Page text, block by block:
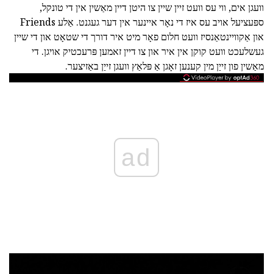
וועגן אים, ווי עס וועט זיין שיין צו היטן דיין מאַשין אין די טונקל,
ספּעציעל אויב עס איז די נאָר איינער אין דער געגנט. אַלע Friends
און אַקוויינטאַנסיז וועט חלום פאָר מיט איר דורך די שטאָט און די שיין
געשלעכט וועט קוקן אין איר און צו דיין זאמען פּרעכטיק אויגן. די
מאַשין פון זייַן מין קענען זאָגן אַ פּלאַץ וועגן זייַן באַזיצער.
ad